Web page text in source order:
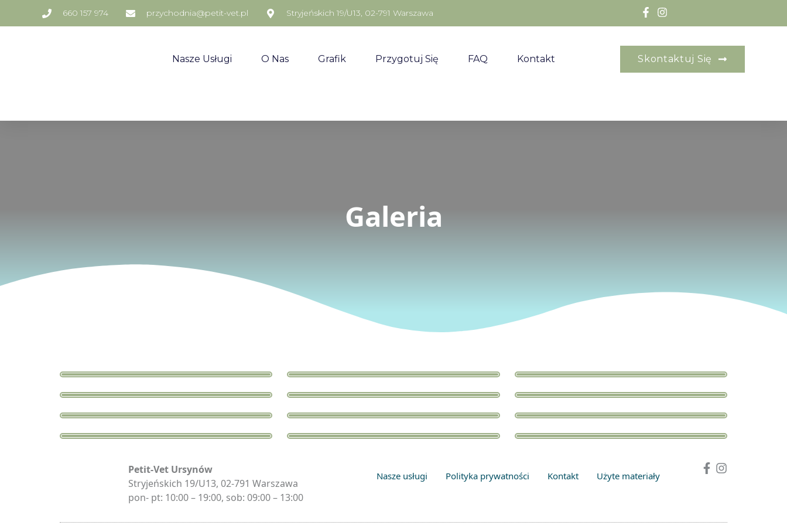
660 157 974 przychodnia@petit-vet.pl Stryjeńskich 19/U13, 02-791 Warszawa
Nasze Usługi O Nas Grafik Przygotuj Się FAQ Kontakt Skontaktuj Się
Galeria
Petit-Vet Ursynów
Stryjeńskich 19/U13, 02-791 Warszawa
pon- pt: 10:00 – 19:00, sob: 09:00 – 13:00
Nasze usługi Polityka prywatności Kontakt Użyte materiały